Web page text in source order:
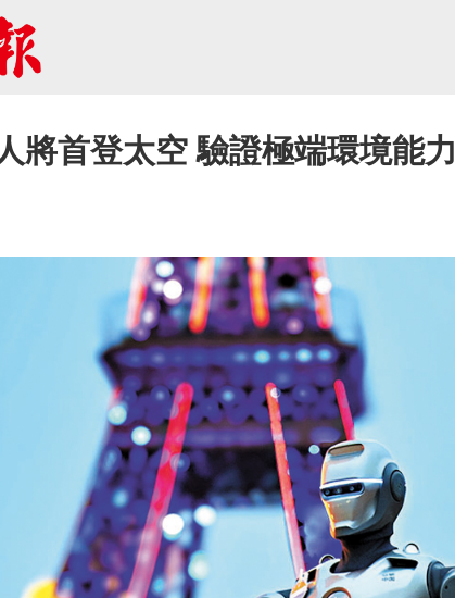
將首登太空 驗證極端環境能力